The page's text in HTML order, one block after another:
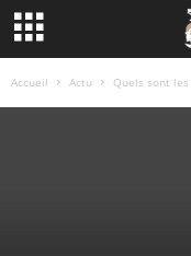
Accueil Actu Quels sont